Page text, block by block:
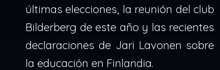
últimas elecciones, la reunión del club
Bilderberg de este año y las recientes
declaraciones de Jari Lavonen sobre
la educación en Finlandia.